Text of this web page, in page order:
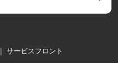
｜サービスフロント